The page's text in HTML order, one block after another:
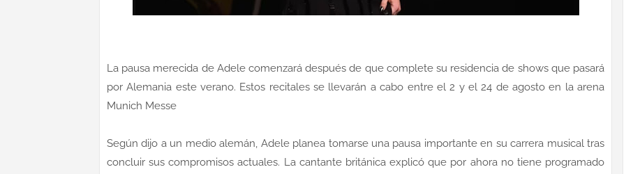
La pausa merecida de Adele comenzará después de que complete su residencia de shows que pasará
por Alemania este verano. Estos recitales se llevarán a cabo entre el 2 y el 24 de agosto en la arena
Munich Messe
Según dijo a un medio alemán, Adele planea tomarse una pausa importante en su carrera musical tras
concluir sus compromisos actuales. La cantante británica explicó que por ahora no tiene programado